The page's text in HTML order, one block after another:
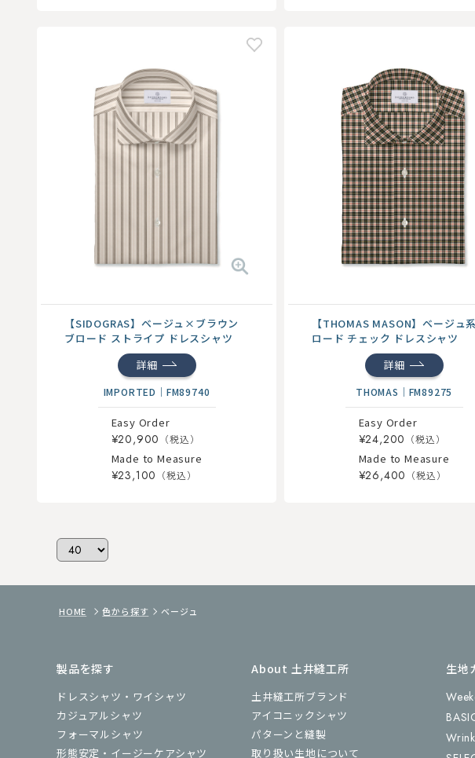
【SIDOGRAS】ベージュ×ブラウン
ブロード ストライプ ドレスシャツ
詳細
IMPORTED ｜ FM89740
Easy Order
¥20,900
Made to Measure
¥23,100
【THOMAS MASON】ベージュ
ロード チェック ドレスシャツ
詳細
THOMAS ｜ FM89275
Easy Order
¥24,200
Made to Measure
¥26,400
HOME 色から探す ベージュ
製品を探す
ドレスシャツ・ワイシャツ
カジュアルシャツ
フォーマルシャツ
形態安定・イージーケアシャツ
About 土井縫工所
土井縫工所ブランド
アイコニックシャツ
パターンと縫製
取り扱い生地について
生地